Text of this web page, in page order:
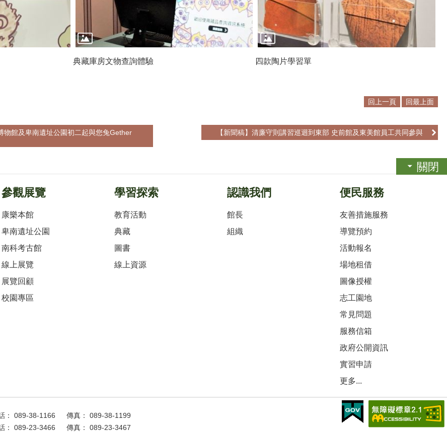
典藏庫房文物查詢體驗 四款陶片學習單
回上一頁 回最上面
物館及卑南遺址公園初二起與您兔Gether
【新聞稿】清廉守則講習巡迴到東部 史前館及東美館員工共同參與
關閉
參觀展覽
康樂本館
卑南遺址公園
南科考古館
線上展覽
展覽回顧
校園專區
學習探索
教育活動
典藏
圖書
線上資源
認識我們
館長
組織
便民服務
友善措施服務
導覽預約
活動報名
場地租借
圖像授權
志工園地
常見問題
服務信箱
政府公開資訊
實習申請
更多...
： 089-38-1166
傳真： 089-38-1199
： 089-23-3466 傳真： 089-23-3467